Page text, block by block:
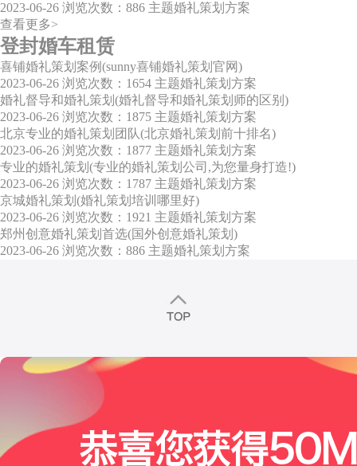
2023-06-26 浏览次数：886 主题婚礼策划方案
查看更多>
登封婚车租赁
喜铺婚礼策划案例(sunny喜铺婚礼策划官网)
2023-06-26 浏览次数：1654 主题婚礼策划方案
婚礼督导和婚礼策划(婚礼督导和婚礼策划师的区别)
2023-06-26 浏览次数：1875 主题婚礼策划方案
北京专业的婚礼策划团队(北京婚礼策划前十排名)
2023-06-26 浏览次数：1877 主题婚礼策划方案
专业的婚礼策划(专业的婚礼策划公司,为您量身打造!)
2023-06-26 浏览次数：1787 主题婚礼策划方案
京城婚礼策划(婚礼策划培训哪里好)
2023-06-26 浏览次数：1921 主题婚礼策划方案
郑州创意婚礼策划首选(国外创意婚礼策划)
2023-06-26 浏览次数：886 主题婚礼策划方案